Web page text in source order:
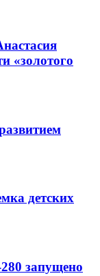
«золотого
детских
запущено